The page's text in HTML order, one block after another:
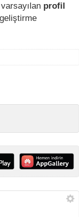
profil